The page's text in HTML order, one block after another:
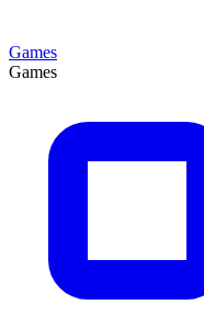
Games
Games